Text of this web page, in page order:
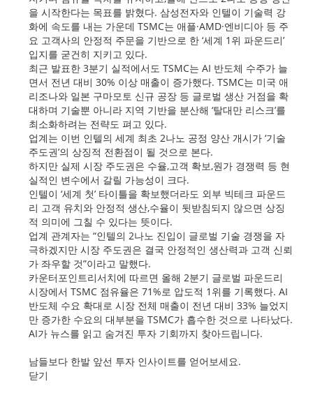
을 시작한다는 목표를 밝혔다. 삼성전자와 인텔이 기술력 강
화에 속도를 내는 가운데 TSMC는 애플·AMD·엔비디아 등 주
요 고객사의 안정적 주문을 기반으로 한 ‘세계 1위 파운드리’
입지를 굳건히 지키고 있다.
최근 발표한 3분기 실적에서도 TSMC는 AI 반도체 수주가 늘
면서 전년 대비 30% 이상 매출이 증가했다. TSMC는 미국 애
리조나와 일본 구마모토 신규 공장 등 글로벌 생산 거점을 확
대하며 기술뿐 아니라 지역 기반을 분산해 ‘탈대만 리스크’를
최소화하려는 전략도 펴고 있다.
업계는 이번 인텔의 세계 최초 2나노 공정 양산 개시가 ‘기술
주도권’의 상징적 전환점이 될 것으로 본다.
하지만 실제 시장 주도권은 수율,고객 확보,원가 경쟁력 등 현
실적인 변수에서 갈릴 가능성이 크다.
인텔이 ‘세계 첫’ 타이틀을 확보했더라도 외부 빅테크 파운드
리 고객 유치와 안정적 생산,수율이 뒷받침되지 않으면 상징
적 의미에 그칠 수 있다는 뜻이다.
업계 관계자는 “인텔의 2나노 진입이 글로벌 기술 경쟁을 자
극하겠지만 시장 주도권은 결국 안정적인 생산력과 고객 신뢰
가 좌우할 것”이라고 말했다.
카운터포인트리서치에 따르면 올해 2분기 글로벌 파운드리
시장에서 TSMC 점유율은 71%로 압도적 1위를 기록했다. AI
반도체 수요 확대로 시장 전체 매출이 전년 대비 33% 늘었지
만 증가한 수요의 대부분을 TSMC가 흡수한 것으로 나타났다.
AI가 뉴스를 읽고 숨겨진 투자 기회까지 찾아드립니다.
남들보다 한발 앞선 투자 인사이트를 얻어보세요.
닫기